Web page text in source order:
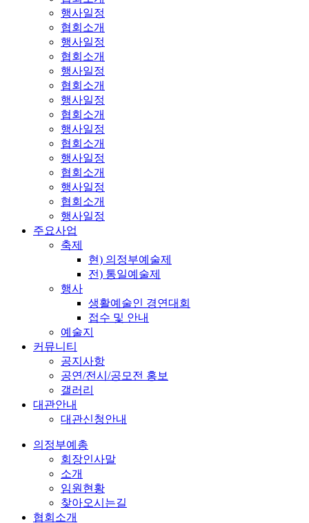
행사일정
협회소개
행사일정
협회소개
행사일정
협회소개
행사일정
협회소개
행사일정
협회소개
행사일정
협회소개
행사일정
협회소개
행사일정
주요사업
축제
현) 의정부예술제
전) 통일예술제
행사
생활예술인 경연대회
접수 및 안내
예술지
커뮤니티
공지사항
공연/전시/공모전 홍보
갤러리
대관안내
대관신청안내
의정부예총
회장인사말
소개
임원현황
찾아오시는길
협회소개